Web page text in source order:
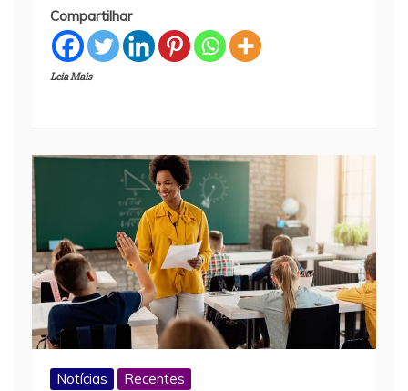
Compartilhar
Leia Mais
Notícias Recentes